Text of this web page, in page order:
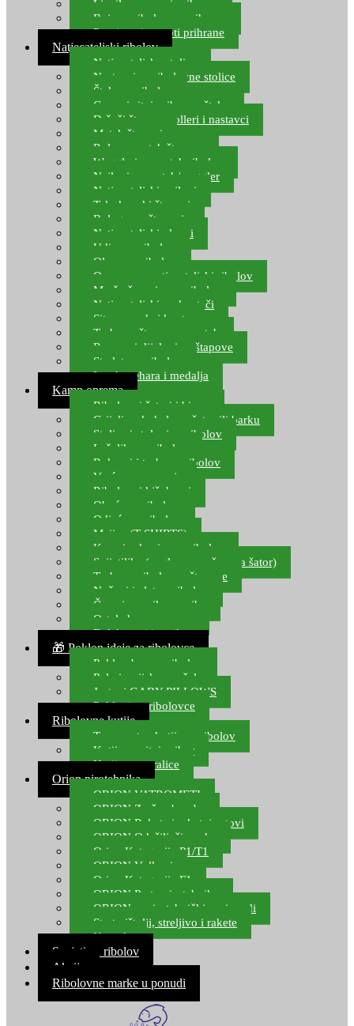
Ljepilo za crve i prihranu
Boje za ribolovnu prihranu
Provjereni recepti prihrane
Natjecateljski ribolov
Natjecateljske stolice
Nastavci za ribolovne stolice
Šteke za ribolov
Gume i sitni pribor za šteku
Držači štapova rolleri i nastavci
Match štapovi
Role za match štapove
Waggleri za match ribolov
Najloni za match/waggler
Natjecateljski najloni
Teleskopski štapovi
Bolognese štapovi
Natjecateljski plovci
Udice za ribolov
Olovo za ribolov
Oprema za natjecateljski ribolov
Mreže čuvarice za ribolov
Natjecateljski podmetači
Sito, posude i kante
Torbe za štapove – match
Rezervni dijelovi za štapove
Starlete za ribolov
Izrada pehara i medalja
Kamp oprema
Ribolovni šatori i bivvy
Grijalice, kuhala za šator ili barku
Stolice i stolovi za ribolov
Ležaljke za ribolov
Ruksaci i torbe za ribolov
Vreće za spavanje
Ribolovni kišobrani
Obuća za ribolov
Odjeća za ribolov
Majice (T-SHIRTS)
Kape i rukavice za ribolov
Svijetiljke (naglavne, ručne, za šator)
Torbe za ribolovne štapove
Noževi i alat za ribolov
Čamci za prihranu ribe
Ostala kamp oprema
Dalekozori i optika
🎁 Poklon ideje za ribolovce
Poklon bon za ribolov
Polarizacijske naočale
Jastuci GABY PILLOWS
Pokloni za ribolovce
Ribolovne kutije
Transportne kutije za ribolov
Kutije za sitni pribor
Kutije za varalice
Orion pirotehnika
ORION VATROMETI
ORION Zračne bombe
ORION Rakete i raketni setovi
ORION Odašiljači zvuka
Orion Kategorija P1/T1
ORION Vulkani
Orion Kategorija F1
ORION Party pirotehnika
ORION nepirotehnički proizvodi
Start pištolji, streljivo i rakete
Kontakt
Savjeti za ribolov
Akcija
Ribolovne marke u ponudi